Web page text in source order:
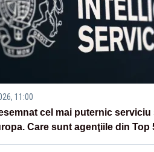
11:00
cel mai puternic serviciu
Care sunt agenţiile din Top